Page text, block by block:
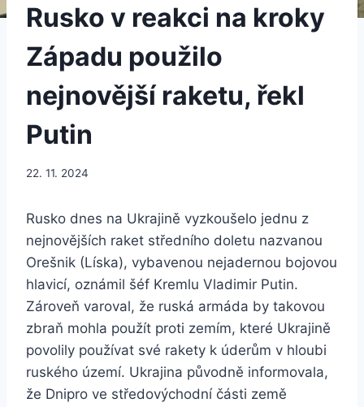
Rusko v reakci na kroky
Západu použilo
nejnovější raketu, řekl
Putin
22. 11. 2024
Rusko dnes na Ukrajině vyzkoušelo jednu z
nejnovějších raket středního doletu nazvanou
Orešnik (Líska), vybavenou nejadernou bojovou
hlavicí, oznámil šéf Kremlu Vladimir Putin.
Zároveň varoval, že ruská armáda by takovou
zbraň mohla použít proti zemím, které Ukrajině
povolily používat své rakety k úderům v hloubi
ruského území. Ukrajina původně informovala,
že Dnipro ve středovýchodní části země